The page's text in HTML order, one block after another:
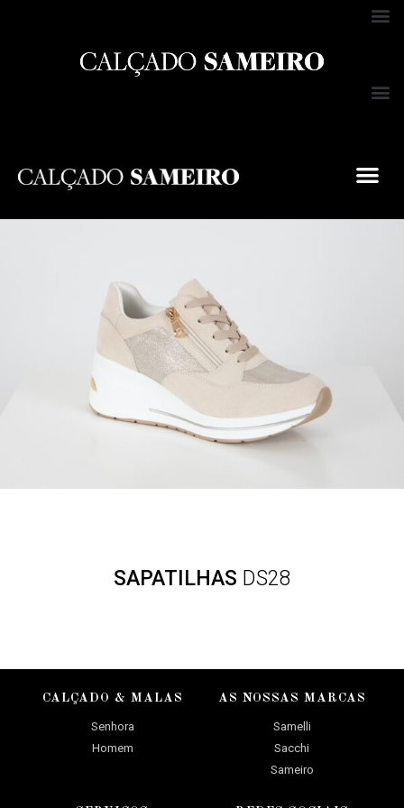
SAPATILHAS DS28
CALÇADO & MALAS
Senhora
Homem
AS NOSSAS MARCAS
Samelli
Sacchi
Sameiro